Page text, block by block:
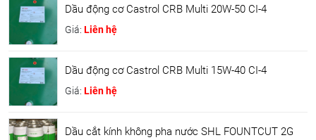
Dầu động cơ Castrol CRB Multi 20W-50 CI-4
Giá: Liên hệ
Dầu động cơ Castrol CRB Multi 15W-40 CI-4
Giá: Liên hệ
Dầu cắt kính không pha nước SHL FOUNTCUT 2G